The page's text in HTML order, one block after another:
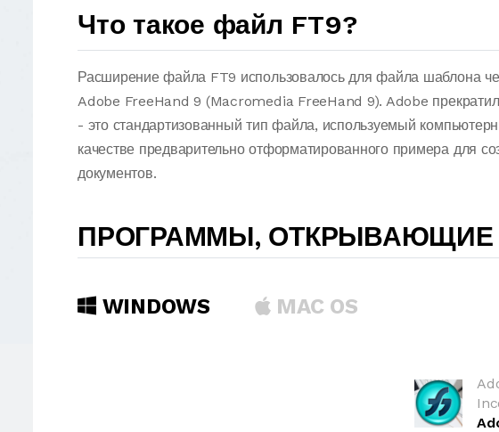
Что такое файл FT9?
Расширение файла FT9 использовалось для файла шаблона
Adobe FreeHand 9 (Macromedia FreeHand 9). Adobe
- это стандартизованный тип файла, используемый
качестве предварительно отформатированного примера для
документов.
ПРОГРАММЫ, ОТКРЫВАЮЩИЕ
WINDOWS MAC OS